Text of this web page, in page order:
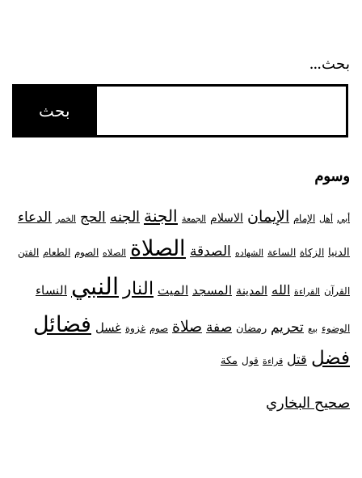
بحث…
وسوم
أبي أهل الإمام الإيمان الاسلام الجمعة الجنة الجنه الحج الخمر الدعاء
الدنيا الزكاة الساعة الشهاده الصدقة الصلاة الصلاه الصوم الطعام الفتن
القرآن القراءة الله المدينة المسجد الميت النار النبي النساء
الوضوء بيع تحريم رمضان صفة صلاة صوم غزوة غسل فضائل
فضل قتل قراءة قول مكة
صحيح البخاري